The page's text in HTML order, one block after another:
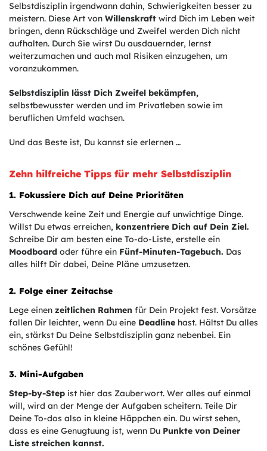
Selbstdisziplin irgendwann dahin, Schwierigkeiten besser zu
meistern. Diese Art von Willenskraft wird Dich im Leben weit
bringen, denn Rückschläge und Zweifel werden Dich nicht
aufhalten. Durch Sie wirst Du ausdauernder, lernst
weiterzumachen und auch mal Risiken einzugehen, um
voranzukommen.
Selbstdisziplin lässt Dich Zweifel bekämpfen,
selbstbewusster werden und im Privatleben sowie im
beruflichen Umfeld wachsen.
Und das Beste ist, Du kannst sie erlernen …
Zehn hilfreiche Tipps für mehr Selbstdisziplin
1. Fokussiere Dich auf Deine Prioritäten
Verschwende keine Zeit und Energie auf unwichtige Dinge.
Willst Du etwas erreichen, konzentriere Dich auf Dein Ziel.
Schreibe Dir am besten eine To-do-Liste, erstelle ein
Moodboard oder führe ein Fünf-Minuten-Tagebuch. Das
alles hilft Dir dabei, Deine Pläne umzusetzen.
2. Folge einer Zeitachse
Lege einen zeitlichen Rahmen für Dein Projekt fest. Vorsätze
fallen Dir leichter, wenn Du eine Deadline hast. Hältst Du alles
ein, stärkst Du Deine Selbstdisziplin ganz nebenbei. Ein
schönes Gefühl!
3. Mini-Aufgaben
Step-by-Step ist hier das Zauberwort. Wer alles auf einmal
will, wird an der Menge der Aufgaben scheitern. Teile Dir
Deine To-dos also in kleine Häppchen ein. Du wirst sehen,
dass es eine Genugtuung ist, wenn Du Punkte von Deiner
Liste streichen kannst.